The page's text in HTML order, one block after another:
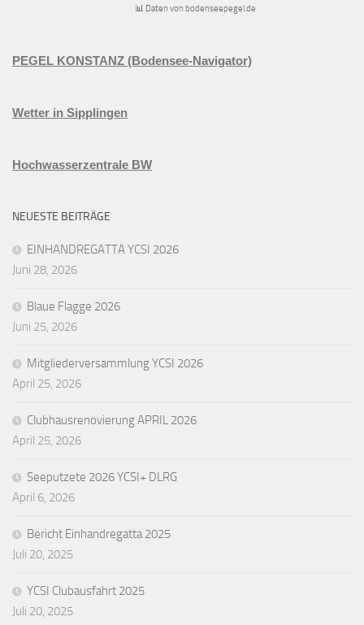
📊 Daten von bodenseepegel.de
PEGEL KONSTANZ (Bodensee-Navigator)
Wetter in Sipplingen
Hochwasserzentrale BW
NEUESTE BEITRÄGE
EINHANDREGATTA YCSI 2026
Juni 28, 2026
Blaue Flagge 2026
Juni 25, 2026
Mitgliederversammlung YCSI 2026
April 25, 2026
Clubhausrenovierung APRIL 2026
April 25, 2026
Seeputzete 2026 YCSI+ DLRG
April 6, 2026
Bericht Einhandregatta 2025
Juli 20, 2025
YCSI Clubausfahrt 2025
Juli 20, 2025